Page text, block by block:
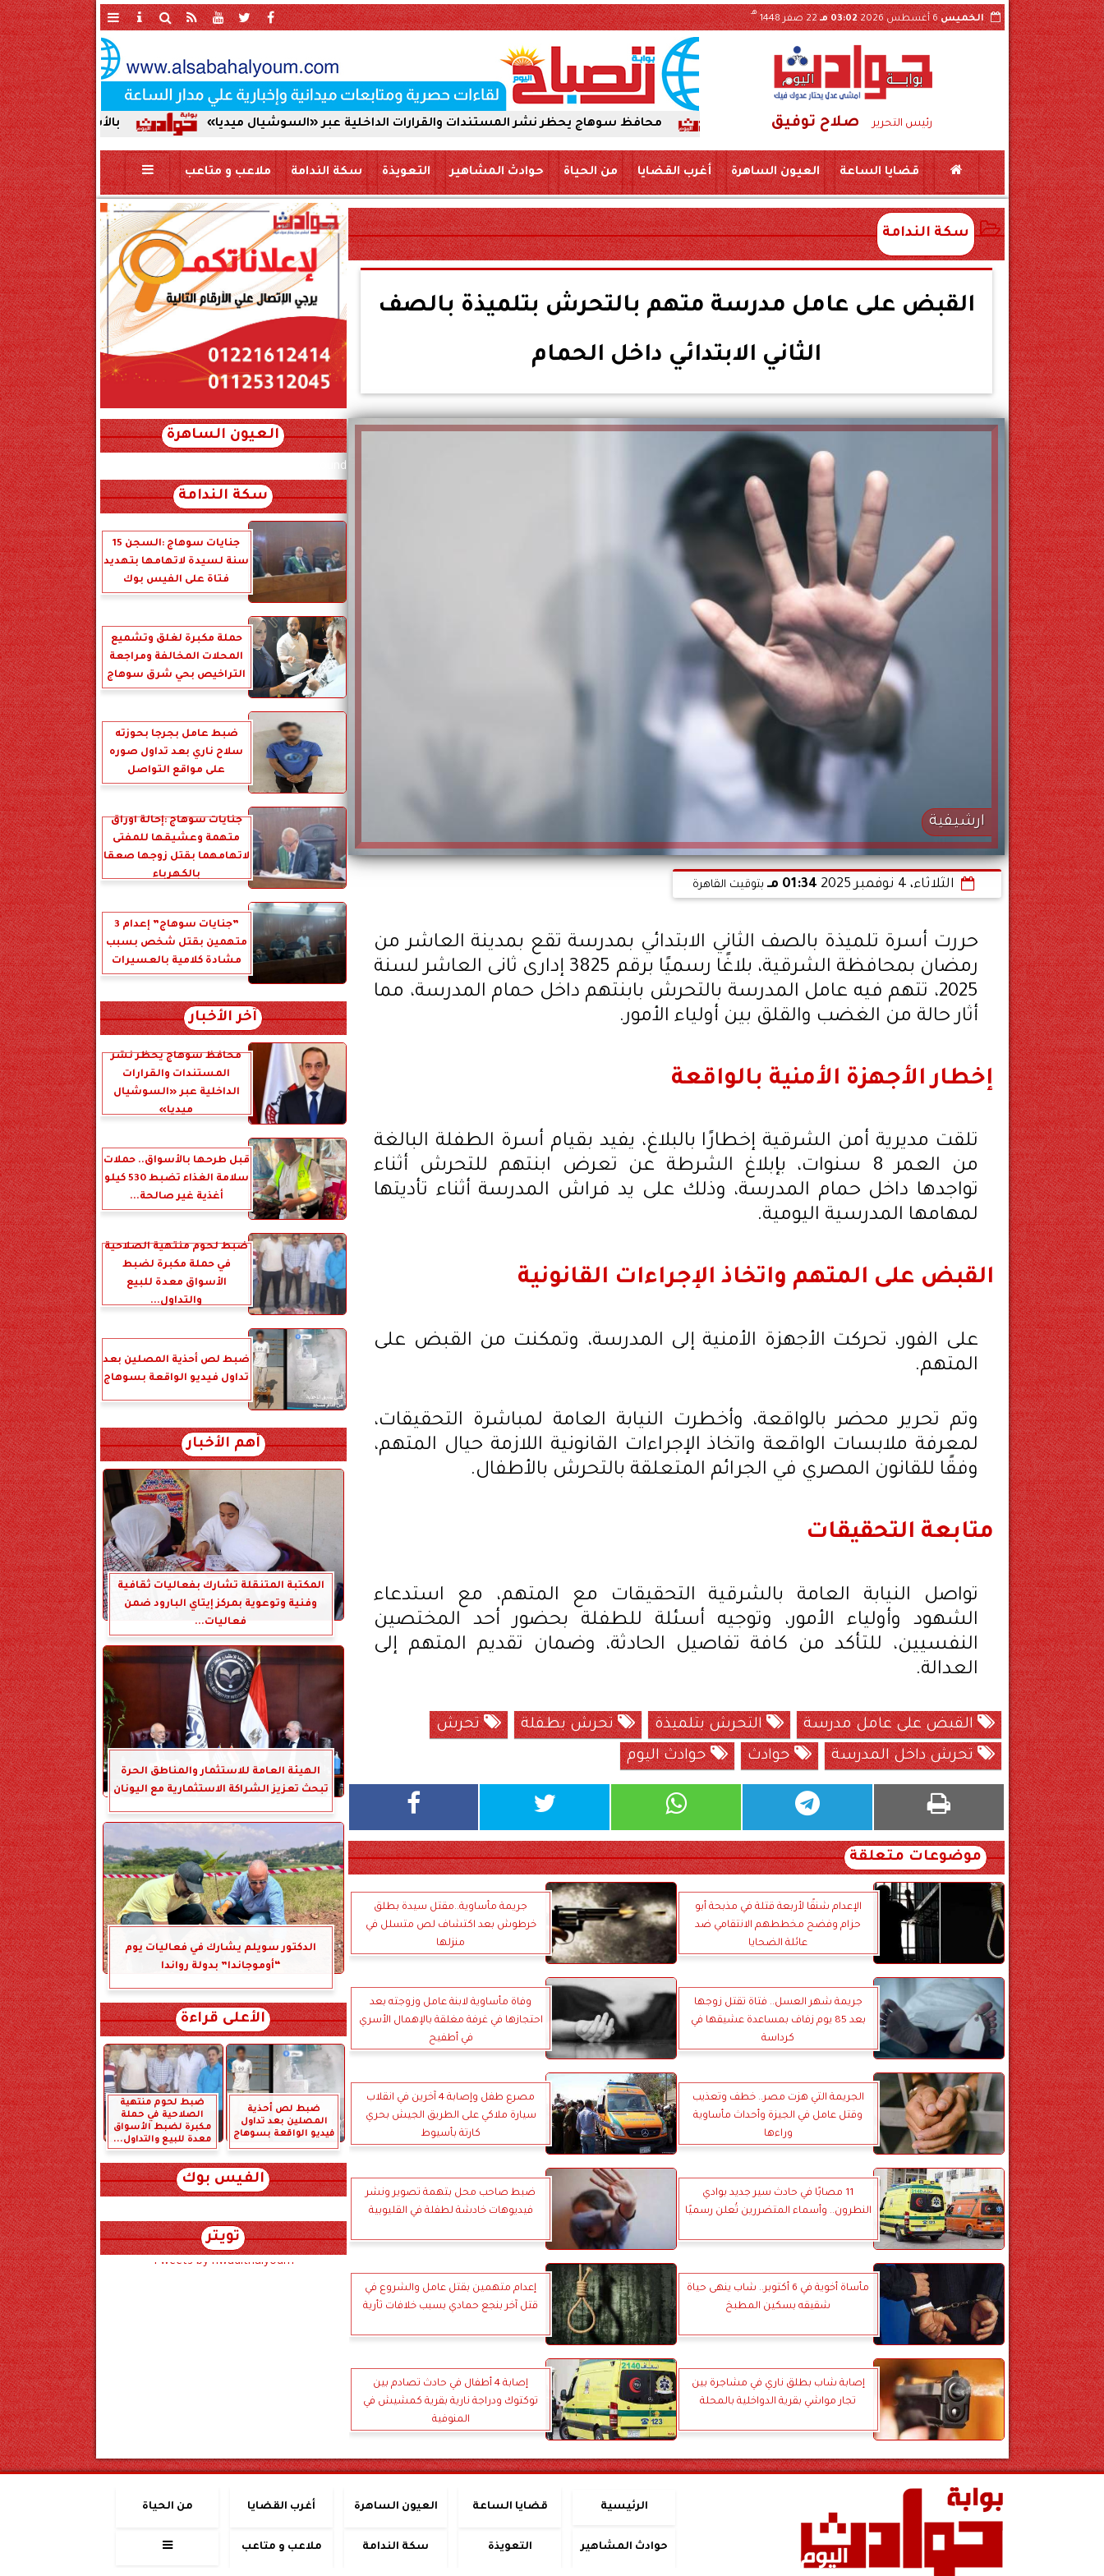
الخميس6 أغسطس 2026 03:02 مـ 22 صفر 1448
هـ
رئيس التحرير صلاح توفيق بالأسماء | اعتماد حركة تنقلات محافظ سوهاج يحظر نشر المستندات والقرارات الداخلية عبر «السوشيال ميديا»
قضايا الساعة العيون الساهرة أغرب القضايا من الحياة حوادث المشاهير التعويذة سكة الندامة ملاعب و متاعب
سكة الندامة
القبض على عامل مدرسة متهم بالتحرش بتلميذة بالصف
الثاني الابتدائي داخل الحمام
ارشيفية
الثلاثاء، 4 نوفمبر 2025 01:34 مـ بتوقيت القاهرة
حررت أسرة تلميذة بالصف الثاني الابتدائي بمدرسة تقع بمدينة العاشر من
رمضان بمحافظة الشرقية، بلاغًا رسميًا برقم 3825 إدارى ثانى العاشر لسنة
2025، تتهم فيه عامل المدرسة بالتحرش بابنتهم داخل حمام المدرسة، مما
أثار حالة من الغضب والقلق بين أولياء الأمور.
إخطار الأجهزة الأمنية بالواقعة
تلقت مديرية أمن الشرقية إخطارًا بالبلاغ، يفيد بقيام أسرة الطفلة البالغة
من العمر 8 سنوات، بإبلاغ الشرطة عن تعرض ابنتهم للتحرش أثناء
تواجدها داخل حمام المدرسة، وذلك على يد فراش المدرسة أثناء تأديتها
لمهامها المدرسية اليومية.
القبض على المتهم واتخاذ الإجراءات القانونية
على الفور، تحركت الأجهزة الأمنية إلى المدرسة، وتمكنت من القبض على
المتهم.
وتم تحرير محضر بالواقعة، وأخطرت النيابة العامة لمباشرة التحقيقات،
لمعرفة ملابسات الواقعة واتخاذ الإجراءات القانونية اللازمة حيال المتهم،
وفقًا للقانون المصري في الجرائم المتعلقة بالتحرش بالأطفال.
متابعة التحقيقات
تواصل النيابة العامة بالشرقية التحقيقات مع المتهم، مع استدعاء
الشهود وأولياء الأمور، وتوجيه أسئلة للطفلة بحضور أحد المختصين
النفسيين، للتأكد من كافة تفاصيل الحادثة، وضمان تقديم المتهم إلى
العدالة.
القبض على عامل مدرسة التحرش بتلميذة تحرش بطفلة
تحرش
تحرش داخل المدرسة
حوادث حوادث اليوم
موضوعات متعلقة
الإعدام شنقًا لأربعة قتلة في مذبحة أبو
حزام وفضح مخططهم الانتقامي ضد
عائلة الضحايا
جريمة مأساوية..مقتل سيدة بطلق
خرطوش بعد اكتشاف لص متسلل في
منزلها
جريمة شهر العسل.. فتاة تقتل زوجها
بعد 85 يوم زفاف بمساعدة عشيقها في
كرداسة
وفاة مأساوية لابنة عامل وزوجته بعد
احتجازها في غرفة مغلقة بالإهمال الأسري
في أطفيح
الجريمة التي هزت مصر.. خطف وتعذيب
وقتل عامل في الجيزة وأحداث مأساوية
وراءها
مصرع طفل وإصابة 4 آخرين في انقلاب
سيارة ملاكي على الطريق الجيش بحري
كارتة بأسيوط
11 مصابًا في حادث سير جديد بوادي
النطرون.. وأسماء المتضررين تُعلن رسميًا
ضبط صاحب محل بتهمة تصوير ونشر
فيديوهات خادشة لطفلة في القليوبية
مأساة أخوية في 6 أكتوبر.. شاب ينهى حياة
شقيقه بسكين المطبخ
إعدام متهمين بقتل عامل والشروع في
قتل آخر بنجع حمادي بسبب خلافات ثأرية
إصابة شاب بطلق ناري في مشاجرة بين
تجار مواشي بقرية الدواخلية بالمحلة
إصابة 4 أطفال في حادث تصادم بين
توكتوك ودراجة نارية بقرية كمشيش في
المنوفية
العيون الساهرة
xml_json/rss/~12.xml x0n not found
سكة الندامة
جنايات سوهاج :السجن 15
سنة لسيدة لاتهامها بتهديد
فتاة على الفيس بوك
حملة مكبرة لغلق وتشميع
المحلات المخالفة ومراجعة
التراخيص بحي شرق سوهاج
ضبط عامل بجرجا بحوزته
سلاح ناري بعد تداول صوره
على مواقع التواصل
جنايات سوهاج :إحالة أوراق
متهمة وعشيقها للمفتى
لاتهامهما بقتل زوجها صعقا
بالكهرباء
”جنايات سوهاج” إعدام 3
متهمين بقتل شخص بسبب
مشادة كلامية بالعسيرات
آخر الأخبار
محافظ سوهاج يحظر نشر
المستندات والقرارات
الداخلية عبر «السوشيال
ميديا»
قبل طرحها بالأسواق.. حملات
سلامة الغذاء تضبط 530 كيلو
أغذية غير صالحة...
ضبط لحوم منتهية الصلاحية
في حملة مكبرة لضبط
الأسواق معدة للبيع
والتداول...
ضبط لص أحذية المصلين بعد
تداول فيديو الواقعة بسوهاج
أهم الأخبار
المكتبة المتنقلة تشارك بفعاليات ثقافية
وفنية وتوعوية بمركز إيتاي البارود ضمن
فعاليات...
الهيئة العامة للاستثمار والمناطق الحرة
تبحث تعزيز الشراكة الاستثمارية مع اليونان
الدكتور سويلم يشارك في فعاليات يوم
“أوموجاندا” بدولة رواندا
الأعلى قراءة
ضبط لص أحذية
المصلين بعد تداول
فيديو الواقعة بسوهاج
ضبط لحوم منتهية
الصلاحية في حملة
مكبرة لضبط الأسواق
معدة للبيع والتداول...
الفيس بوك
تويتر
Tweets by hwadithalyoum
الرئيسية قضايا الساعة العيون الساهرة أغرب القضايا من الحياة
حوادث المشاهير التعويذة سكة الندامة ملاعب و متاعب 